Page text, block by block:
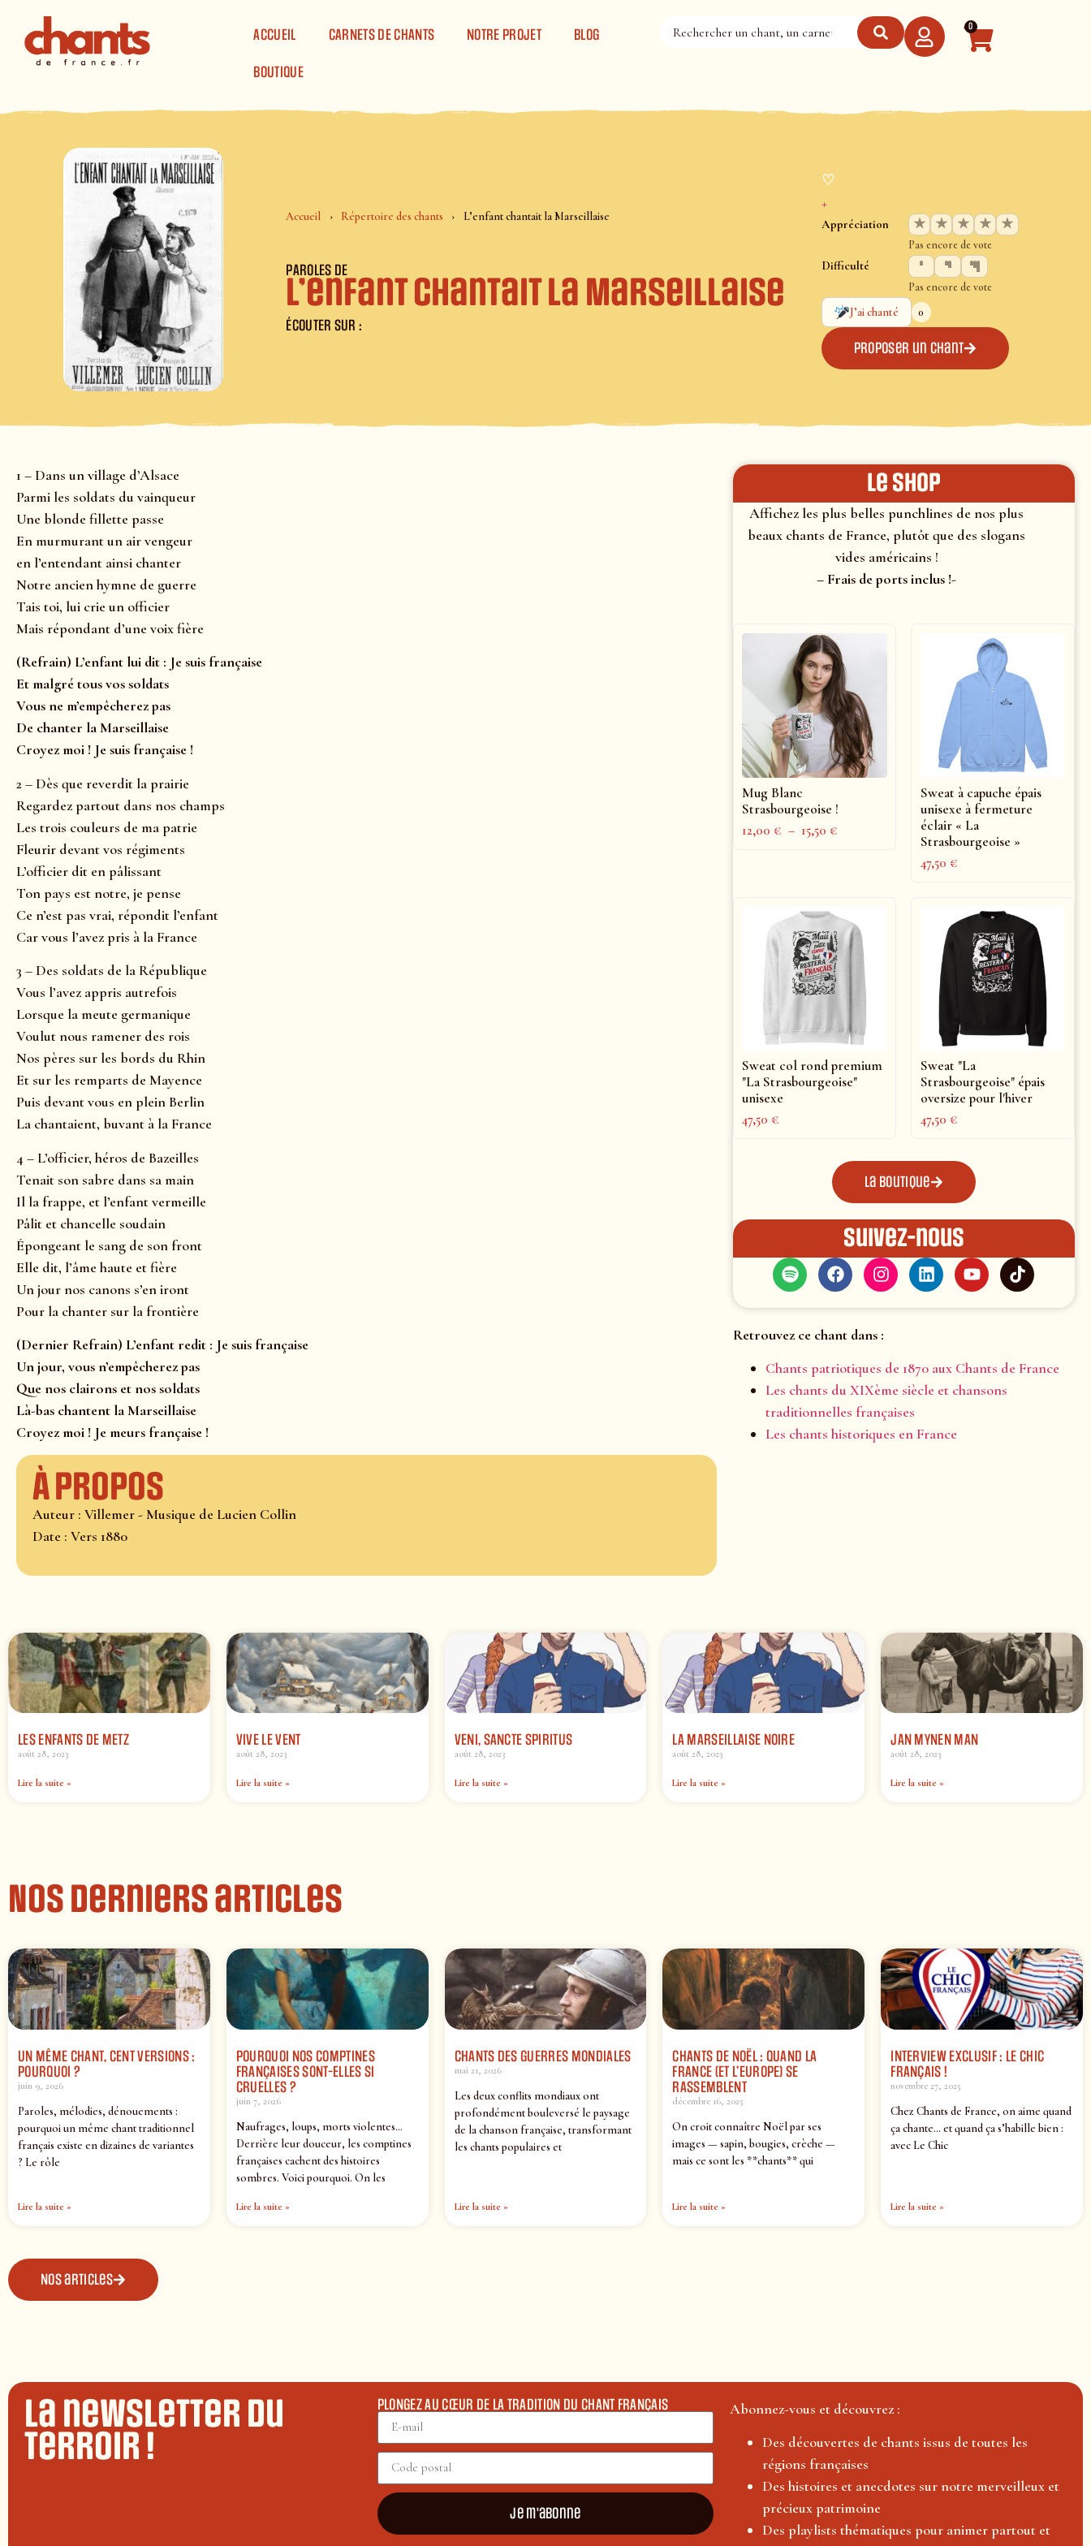
ACCUEIL
CARNETS DE CHANTS NOTRE PROJET BLOG
BOUTIQUE
0
Accueil Répertoire des chants L’enfant chantait la Marseillaise
PAROLES DE
L’enfant chantait la Marseillaise
ÉCOUTER SUR :
♡
+
Appréciation ★ ★ ★ ★ ★
Pas encore de vote
Difficulté
Pas encore de vote
J’ai chanté
0
Proposer un chant
1 – Dans un village d’Alsace
Parmi les soldats du vainqueur
Une blonde fillette passe
En murmurant un air vengeur
en l’entendant ainsi chanter
Notre ancien hymne de guerre
Tais toi, lui crie un officier
Mais répondant d’une voix fière
(Refrain) L’enfant lui dit : Je suis française
Et malgré tous vos soldats
Vous ne m’empêcherez pas
De chanter la Marseillaise
Croyez moi ! Je suis française !
2 – Dès que reverdit la prairie
Regardez partout dans nos champs
Les trois couleurs de ma patrie
Fleurir devant vos régiments
L’officier dit en pâlissant
Ton pays est notre, je pense
Ce n’est pas vrai, répondit l’enfant
Car vous l’avez pris à la France
3 – Des soldats de la République
Vous l’avez appris autrefois
Lorsque la meute germanique
Voulut nous ramener des rois
Nos pères sur les bords du Rhin
Et sur les remparts de Mayence
Puis devant vous en plein Berlin
La chantaient, buvant à la France
4 – L’officier, héros de Bazeilles
Tenait son sabre dans sa main
Il la frappe, et l’enfant vermeille
Pâlit et chancelle soudain
Épongeant le sang de son front
Elle dit, l’âme haute et fière
Un jour nos canons s’en iront
Pour la chanter sur la frontière
(Dernier Refrain) L’enfant redit : Je suis française
Un jour, vous n’empêcherez pas
Que nos clairons et nos soldats
Là-bas chantent la Marseillaise
Croyez moi ! Je meurs française !
À propos
Auteur : Villemer - Musique de Lucien Collin
Date : Vers 1880
le shop
Affichez les plus belles punchlines de nos plus
beaux chants de France, plutôt que des slogans
vides américains !
– Frais de ports inclus !-
Mug Blanc
Strasbourgeoise !
12,00€ – 15,50€
Sweat à capuche épais
unisexe à fermeture
éclair « La
Strasbourgeoise »
47,50€
Sweat col rond premium
"La Strasbourgeoise"
unisexe
47,50€
Sweat "La
Strasbourgeoise" épais
oversize pour l'hiver
47,50€
La boutique
Suivez-nous
Retrouvez ce chant dans :
Chants patriotiques de 1870 aux Chants de France
Les chants du XIXème siècle et chansons
traditionnelles françaises
Les chants historiques en France
LES ENFANTS DE METZ
août 28, 2023
Lire la suite »
VIVE LE VENT
août 28, 2023
Lire la suite »
VENI, SANCTE SPIRITUS
août 28, 2023
Lire la suite »
LA MARSEILLAISE NOIRE
août 28, 2023
Lire la suite »
JAN MYNEN MAN
août 28, 2023
Lire la suite »
Nos derniers articles
UN MÊME CHANT, CENT VERSIONS :
POURQUOI ?
juin 9, 2026
Paroles, mélodies, dénouements :
pourquoi un même chant traditionnel
français existe en dizaines de variantes
? Le rôle
Lire la suite »
POURQUOI NOS COMPTINES
FRANÇAISES SONT-ELLES SI
CRUELLES ?
juin 7, 2026
Naufrages, loups, morts violentes…
Derrière leur douceur, les comptines
françaises cachent des histoires
sombres. Voici pourquoi. On les
Lire la suite »
CHANTS DES GUERRES MONDIALES
mai 21, 2026
Les deux conflits mondiaux ont
profondément bouleversé le paysage
de la chanson française, transformant
les chants populaires et
Lire la suite »
CHANTS DE NOËL : QUAND LA
FRANCE (ET L’EUROPE) SE
RASSEMBLENT
décembre 16, 2025
On croit connaître Noël par ses
images — sapin, bougies, crèche —
mais ce sont les **chants** qui
Lire la suite »
INTERVIEW EXCLUSIF : LE CHIC
FRANÇAIS !
novembre 27, 2025
Chez Chants de France, on aime quand
ça chante… et quand ça s’habille bien :
avec Le Chic
Lire la suite »
Nos articles
La newsletter du
terroir !
PLONGEZ AU CŒUR DE LA TRADITION DU CHANT FRANÇAIS
Je m'abonne
Abonnez-vous et découvrez :
Des découvertes de chants issus de toutes les
régions françaises
Des histoires et anecdotes sur notre merveilleux et
précieux patrimoine
Des playlists thématiques pour animer partout et